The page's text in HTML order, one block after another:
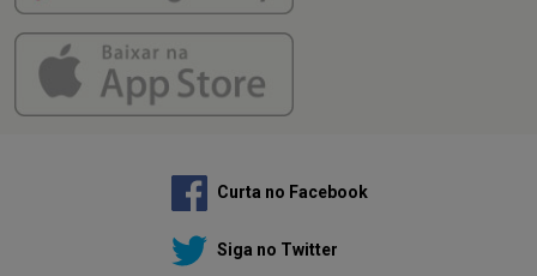
Curta no Facebook
Siga no Twitter